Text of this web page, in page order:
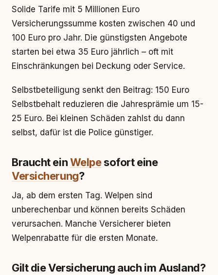
Solide Tarife mit 5 Millionen Euro
Versicherungssumme kosten zwischen 40 und
100 Euro pro Jahr. Die günstigsten Angebote
starten bei etwa 35 Euro jährlich – oft mit
Einschränkungen bei Deckung oder Service.
Selbstbeteiligung senkt den Beitrag: 150 Euro
Selbstbehalt reduzieren die Jahresprämie um 15-
25 Euro. Bei kleinen Schäden zahlst du dann
selbst, dafür ist die Police günstiger.
Braucht einWelpesofort eine
Versicherung?
Ja, ab dem ersten Tag. Welpen sind
unberechenbar und können bereits Schäden
verursachen. Manche Versicherer bieten
Welpenrabatte für die ersten Monate.
Gilt die Versicherung auch im Ausland?